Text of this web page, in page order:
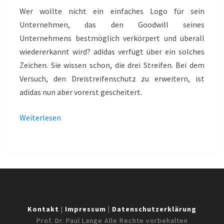
ADIDAS
Wer wollte nicht ein einfaches Logo für sein
Unternehmen, das den Goodwill seines
Unternehmens bestmöglich verkörpert und überall
wiedererkannt wird? adidas verfügt über ein solches
Zeichen. Sie wissen schon, die drei Streifen. Bei dem
Versuch, den Dreistreifenschutz zu erweitern, ist
adidas nun aber vorerst gescheitert.
Weiterlesen
Kontakt | Impressum | Datenschutzerklärung
Prof. Dr. Paul Lange Alle Rechte vorbehalten